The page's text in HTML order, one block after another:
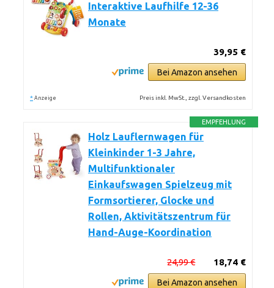
Interaktive Laufhilfe 12-36
Monate
39,95 €
Bei Amazon ansehen
* Anzeige Preis inkl. MwSt., zzgl. Versandkosten
EMPFEHLUNG
Holz Lauflernwagen für
Kleinkinder 1-3 Jahre,
Multifunktionaler
Einkaufswagen Spielzeug mit
Formsortierer, Glocke und
Rollen, Aktivitätszentrum für
Hand-Auge-Koordination
18,74 €
24,99 €
Bei Amazon ansehen